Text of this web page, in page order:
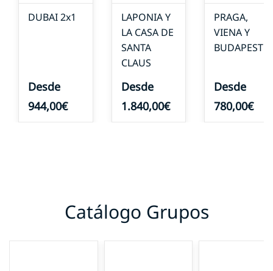
DUBAI 2x1
Desde
944,00€
LAPONIA Y
LA CASA DE
SANTA
CLAUS
Desde
1.840,00€
PRAGA,
VIENA Y
BUDAPEST
Desde
780,00€
Catálogo Grupos